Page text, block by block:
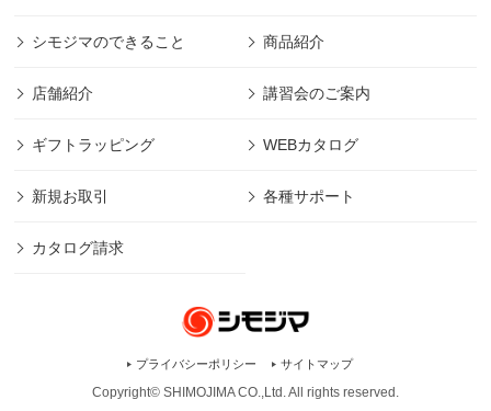
シモジマのできること 商品紹介
店舗紹介 講習会のご案内
ギフトラッピング WEBカタログ
新規お取引 各種サポート
カタログ請求
プライバシーポリシー サイトマップ
Copyright© SHIMOJIMA CO.,Ltd. All rights reserved.